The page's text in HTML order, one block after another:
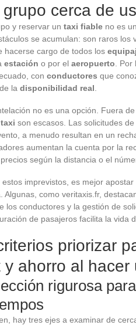
cerca de
y reservar un taxi fiable no es
se acumulan: son raros
hacerse cargo de todos los
estación o por el aeropuerto .
con conductores que
la disponibilidad real
no es una opción. Fuera
son escasos. Las solicitudes
a menudo resultan en un
aumentan la cuenta por la
según la distancia o el
estos imprevistos, es mejor
Algunas, como veritaxis.fr,
los conductores y la gestión de
de pasajeros facilita la vida
priorizar
y ahorro al
rigurosa
hay tres ejes a examinar de